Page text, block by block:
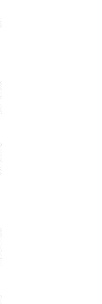
麒麟
电局
5日，
馆三
次优
理，
出厂
交，
一致
过集
有的
，其